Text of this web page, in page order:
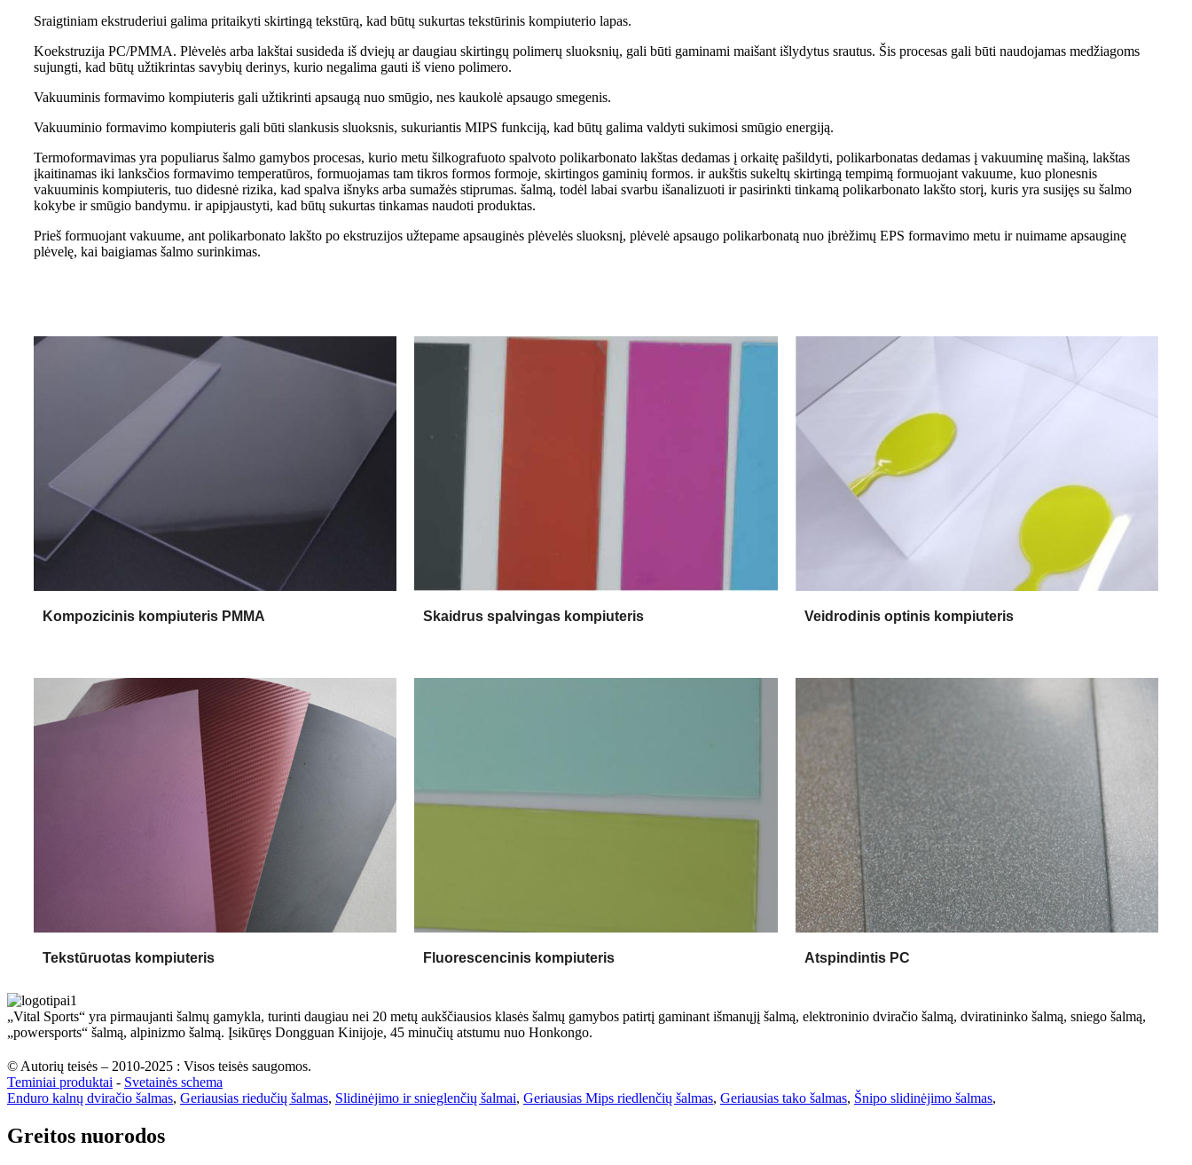
Sraigtiniam ekstruderiui galima pritaikyti skirtingą tekstūrą, kad būtų sukurtas tekstūrinis kompiuterio lapas.
Koekstruzija PC/PMMA. Plėvelės arba lakštai susideda iš dviejų ar daugiau skirtingų polimerų sluoksnių, gali būti gaminami maišant išlydytus srautus. Šis procesas gali būti naudojamas medžiagoms
sujungti, kad būtų užtikrintas savybių derinys, kurio negalima gauti iš vieno polimero.
Vakuuminis formavimo kompiuteris gali užtikrinti apsaugą nuo smūgio, nes kaukolė apsaugo smegenis.
Vakuuminio formavimo kompiuteris gali būti slankusis sluoksnis, sukuriantis MIPS funkciją, kad būtų galima valdyti sukimosi smūgio energiją.
Termoformavimas yra populiarus šalmo gamybos procesas, kurio metu šilkografuoto spalvoto polikarbonato lakštas dedamas į orkaitę pašildyti, polikarbonatas dedamas į vakuuminę mašiną, lakštas
įkaitinamas iki lanksčios formavimo temperatūros, formuojamas tam tikros formos formoje, skirtingos gaminių formos. ir aukštis sukeltų skirtingą tempimą formuojant vakuume, kuo plonesnis
vakuuminis kompiuteris, tuo didesnė rizika, kad spalva išnyks arba sumažės stiprumas. šalmą, todėl labai svarbu išanalizuoti ir pasirinkti tinkamą polikarbonato lakšto storį, kuris yra susijęs su šalmo
kokybe ir smūgio bandymu. ir apipjaustyti, kad būtų sukurtas tinkamas naudoti produktas.
Prieš formuojant vakuume, ant polikarbonato lakšto po ekstruzijos užtepame apsauginės plėvelės sluoksnį, plėvelė apsaugo polikarbonatą nuo įbrėžimų EPS formavimo metu ir nuimame apsauginę
plėvelę, kai baigiamas šalmo surinkimas.
Kompozicinis kompiuteris PMMA Skaidrus spalvingas kompiuteris Veidrodinis optinis kompiuteris
Tekstūruotas kompiuteris Fluorescencinis kompiuteris Atspindintis PC
„Vital Sports“ yra pirmaujanti šalmų gamykla, turinti daugiau nei 20 metų aukščiausios klasės šalmų gamybos patirtį gaminant išmanųjį šalmą, elektroninio dviračio šalmą, dviratininko šalmą, sniego šalmą,
„powersports“ šalmą, alpinizmo šalmą. Įsikūręs Dongguan Kinijoje, 45 minučių atstumu nuo Honkongo.
© Autorių teisės – 2010-2025 : Visos teisės saugomos.
Teminiai produktai - Svetainės schema
Enduro kalnų dviračio šalmas, Geriausias riedučių šalmas, Slidinėjimo ir snieglenčių šalmai, Geriausias Mips riedlenčių šalmas, Geriausias tako šalmas, Šnipo slidinėjimo šalmas,
Greitos nuorodos